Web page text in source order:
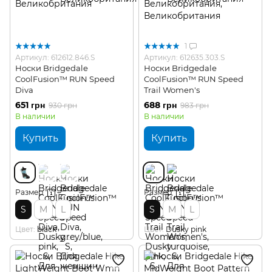
Артикул: 612612.846.S
Носки Bridgedale
CoolFusion™ RUN Speed
Diva
651 грн 930 грн
В наличии
Купить
Размер
S M L
Цвет black
1
Артикул: 612635.303.S
Носки Bridgedale
CoolFusion™ RUN Speed
Trail Women's
688 грн 983 грн
В наличии
Купить
Размер
S M L
Цвет Dusky pink